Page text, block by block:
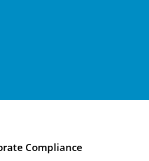
Compliance